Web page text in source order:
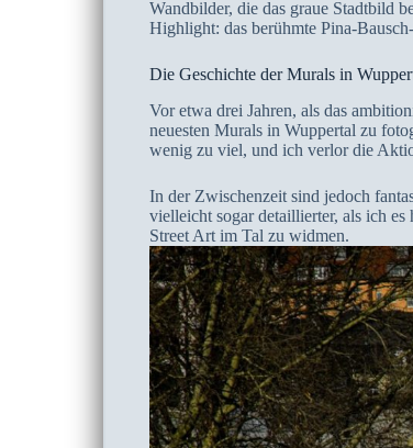
Wandbilder, die das graue Stadtbild
Highlight: das berühmte Pina-
Die Geschichte der Murals in
Vor etwa drei Jahren, als das
neuesten Murals in Wuppertal zu
wenig zu viel, und ich verlor die
In der Zwischenzeit sind jedoch
vielleicht sogar detaillierter, als ich
Street Art im Tal zu widmen.